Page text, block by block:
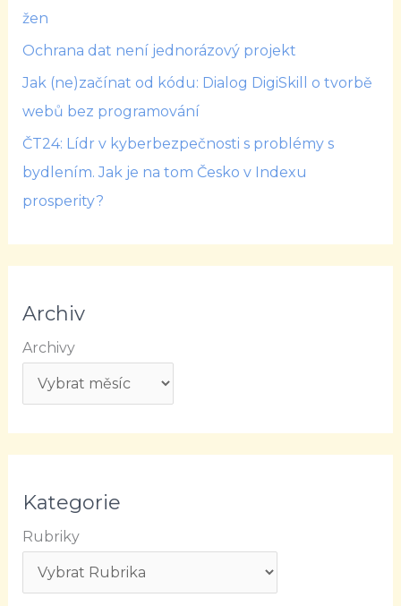
žen
Ochrana dat není jednorázový projekt
Jak (ne)začínat od kódu: Dialog DigiSkill o tvorbě
webů bez programování
ČT24: Lídr v kyberbezpečnosti s problémy s
bydlením. Jak je na tom Česko v Indexu
prosperity?
Archiv
Archivy
Kategorie
Rubriky